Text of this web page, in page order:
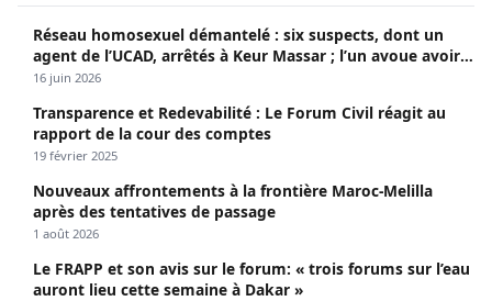
Réseau homosexuel démantelé : six suspects, dont un
agent de l’UCAD, arrêtés à Keur Massar ; l’un avoue avoir
propagé le VIH depuis 2018
16 juin 2026
Transparence et Redevabilité : Le Forum Civil réagit au
rapport de la cour des comptes
19 février 2025
Nouveaux affrontements à la frontière Maroc-Melilla
après des tentatives de passage
1 août 2026
Le FRAPP et son avis sur le forum: « trois forums sur l’eau
auront lieu cette semaine à Dakar »